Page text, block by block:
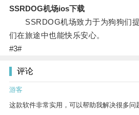
SSRDOG机场ios下载
SSRDOG机场致力于为狗狗们提
们在旅途中也能快乐安心。
#3#
评论
游客
这款软件非常实用，可以帮助我解决很多问